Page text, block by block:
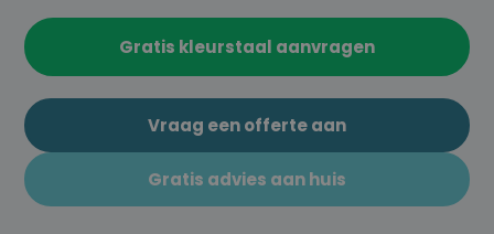
Gratis kleurstaal aanvragen
Vraag een offerte aan
Gratis advies aan huis